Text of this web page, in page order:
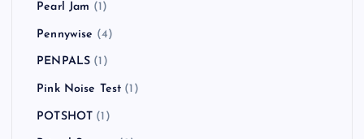
Pearl Jam (1)
Pennywise (4)
PENPALS (1)
Pink Noise Test (1)
POTSHOT (1)